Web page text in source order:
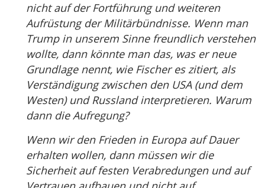
nicht auf der Fortführung und weiteren
Aufrüstung der Militärbündnisse. Wenn man
Trump in unserem Sinne freundlich verstehen
wollte, dann könnte man das, was er neue
Grundlage nennt, wie Fischer es zitiert, als
Verständigung zwischen den USA (und dem
Westen) und Russland interpretieren. Warum
dann die Aufregung?
Wenn wir den Frieden in Europa auf Dauer
erhalten wollen, dann müssen wir die
Sicherheit auf festen Verabredungen und auf